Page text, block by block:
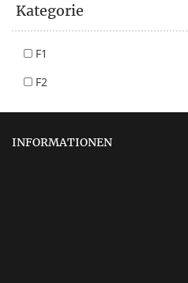
Kategorie
F1
F2
INFORMATIONEN